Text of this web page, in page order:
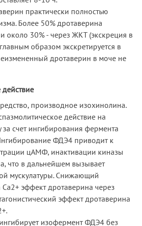
практически полностью
Более 50% дротаверина
около 30% - через ЖКТ (экскреция в
образом экскретируется в
дротаверин в моче не
производное изохинолина.
действие на
за счет ингибирования фермента
ФДЭ4 приводит к
цАМФ, инактивации киназы
что в дальнейшем вызывает
мускулатуры. Снижающий
эффект дротаверина через
эффект дротаверина
изофермент ФДЭ4 без